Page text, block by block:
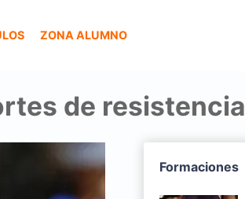
ZONA ALUMNO
de resistencia
Formaciones